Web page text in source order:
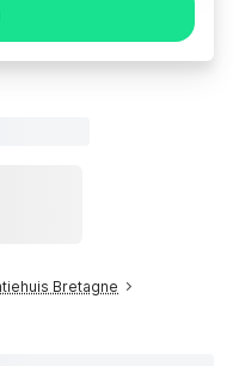
Bretagne